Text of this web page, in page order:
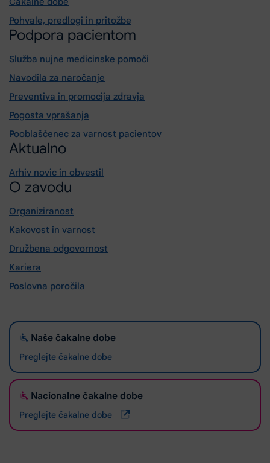
Pohvale, predlogi in pritožbe
Podpora pacientom
Služba nujne medicinske pomoči
Navodila za naročanje
Preventiva in promocija zdravja
Pogosta vprašanja
Pooblaščenec za varnost pacientov
Aktualno
Arhiv novic in obvestil
O zavodu
Organiziranost
Kakovost in varnost
Družbena odgovornost
Kariera
Poslovna poročila
Naše čakalne dobe
Preglejte čakalne dobe
Nacionalne čakalne dobe
Preglejte čakalne dobe